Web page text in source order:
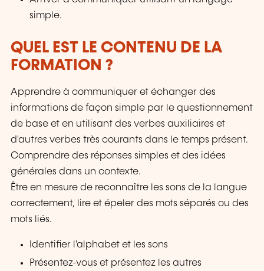
simple.
QUEL EST LE CONTENU DE LA
FORMATION ?
Apprendre à communiquer et échanger des
informations de façon simple par le questionnement
de base et en utilisant des verbes auxiliaires et
d'autres verbes très courants dans le temps présent.
Comprendre des réponses simples et des idées
générales dans un contexte.
Être en mesure de reconnaître les sons de la langue
correctement, lire et épeler des mots séparés ou des
mots liés.
Identifier l'alphabet et les sons
Présentez-vous et présentez les autres